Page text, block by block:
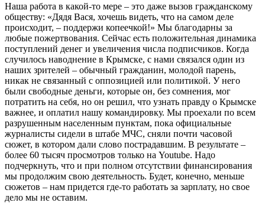
Наша работа в какой-то мере – это даже вызов гражданскому
обществу: «Дядя Вася, хочешь видеть, что на самом деле
происходит, – поддержи копеечкой!» Мы благодарны за
любые пожертвования. Сейчас есть положительная динамика
поступлений денег и увеличения числа подписчиков. Когда
случилось наводнение в Крымске, с нами связался один из
наших зрителей – обычный гражданин, молодой парень,
никак не связанный с оппозицией или политикой. У него
были свободные деньги, которые он, без сомнения, мог
потратить на себя, но он решил, что узнать правду о Крымске
важнее, и оплатил нашу командировку. Мы проехали по всем
разрушенным населенным пунктам, пока официальные
журналисты сидели в штабе МЧС, сняли почти часовой
сюжет, в котором дали слово пострадавшим. В результате –
более 60 тысяч просмотров только на Youtube. Надо
подчеркнуть, что и при полном отсутствии финансирования
мы продолжим свою деятельность. Будет, конечно, меньше
сюжетов – нам придется где-то работать за зарплату, но свое
дело мы не оставим.